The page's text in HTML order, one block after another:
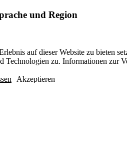
und Region
auf dieser Website zu bieten
Technologien zu. Informationen zur
Akzeptieren